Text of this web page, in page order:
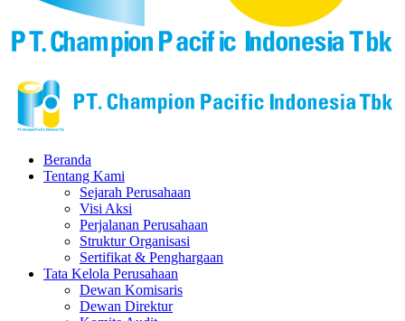
Beranda
Tentang Kami
Sejarah Perusahaan
Visi Aksi
Perjalanan Perusahaan
Struktur Organisasi
Sertifikat & Penghargaan
Tata Kelola Perusahaan
Dewan Komisaris
Dewan Direktur